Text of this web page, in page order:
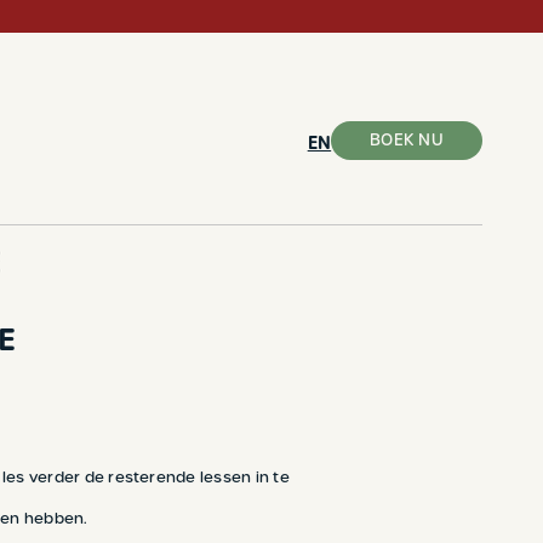
EN BOEK NU
verder de resterende lessen in te
hebben.